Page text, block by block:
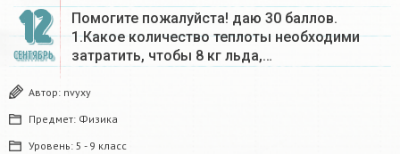
12
СЕНТЯБРЬ
Помогите пожалуйста! даю 30 баллов.
1.Какое количество теплоты необходими
затратить, чтобы 8 кг льда,…
Автор: nvyxy
Предмет: Физика
Уровень: 5 - 9 класс